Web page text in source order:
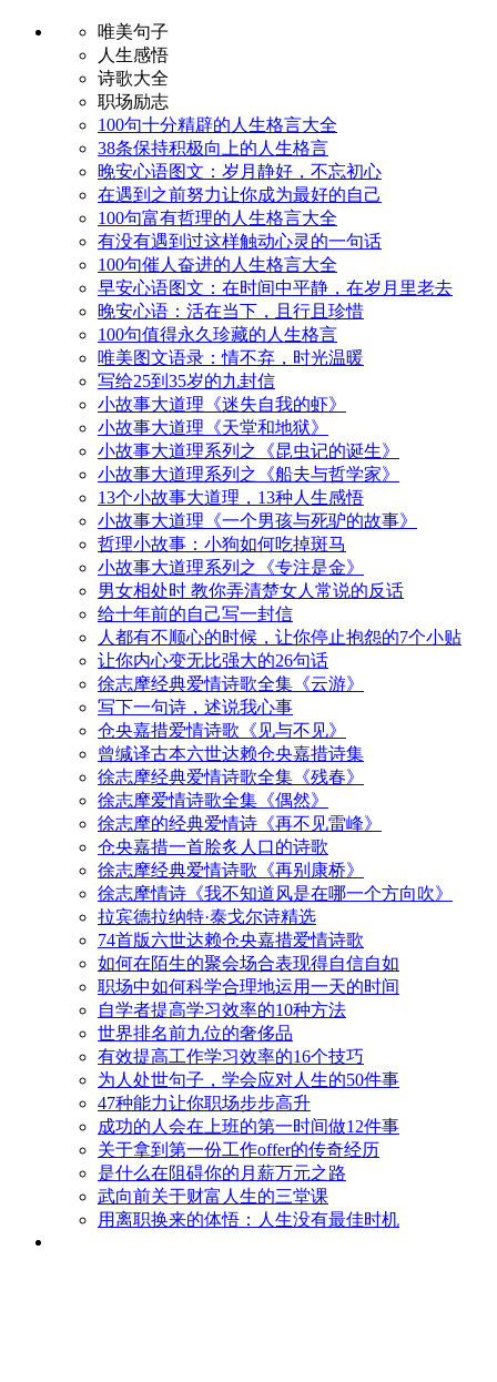
唯美句子
人生感悟
诗歌大全
职场励志
100句十分精辟的人生格言大全
38条保持积极向上的人生格言
晚安心语图文：岁月静好，不忘初心
在遇到之前努力让你成为最好的自己
100句富有哲理的人生格言大全
有没有遇到过这样触动心灵的一句话
100句催人奋进的人生格言大全
早安心语图文：在时间中平静，在岁月里老去
晚安心语：活在当下，且行且珍惜
100句值得永久珍藏的人生格言
唯美图文语录：情不弃，时光温暖
写给25到35岁的九封信
小故事大道理《迷失自我的虾》
小故事大道理《天堂和地狱》
小故事大道理系列之《昆虫记的诞生》
小故事大道理系列之《船夫与哲学家》
13个小故事大道理，13种人生感悟
小故事大道理《一个男孩与死驴的故事》
哲理小故事：小狗如何吃掉斑马
小故事大道理系列之《专注是金》
男女相处时 教你弄清楚女人常说的反话
给十年前的自己写一封信
人都有不顺心的时候，让你停止抱怨的7个小贴
让你内心变无比强大的26句话
徐志摩经典爱情诗歌全集《云游》
写下一句诗，述说我心事
仓央嘉措爱情诗歌《见与不见》
曾缄译古本六世达赖仓央嘉措诗集
徐志摩经典爱情诗歌全集《残春》
徐志摩爱情诗歌全集《偶然》
徐志摩的经典爱情诗《再不见雷峰》
仓央嘉措一首脍炙人口的诗歌
徐志摩经典爱情诗歌《再别康桥》
徐志摩情诗《我不知道风是在哪一个方向吹》
拉宾德拉纳特·泰戈尔诗精选
74首版六世达赖仓央嘉措爱情诗歌
如何在陌生的聚会场合表现得自信自如
职场中如何科学合理地运用一天的时间
自学者提高学习效率的10种方法
世界排名前九位的奢侈品
有效提高工作学习效率的16个技巧
为人处世句子，学会应对人生的50件事
47种能力让你职场步步高升
成功的人会在上班的第一时间做12件事
关于拿到第一份工作offer的传奇经历
是什么在阻碍你的月薪万元之路
武向前关于财富人生的三堂课
用离职换来的体悟：人生没有最佳时机